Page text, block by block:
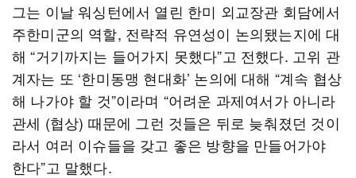
그는 이날 워싱턴에서 열린 한미 외교장관 회담에서
주한미군의 역할, 전략적 유연성이 논의됐는지에 대
해 “거기까지는 들어가지 못했다”고 전했다. 고위 관
계자는 또 ‘한미동맹 현대화’ 논의에 대해 “계속 협상
해 나가야 할 것”이라며 “어려운 과제여서가 아니라
관세 (협상) 때문에 그런 것들은 뒤로 늦춰졌던 것이
라서 여러 이슈들을 갖고 좋은 방향을 만들어가야
한다”고 말했다.